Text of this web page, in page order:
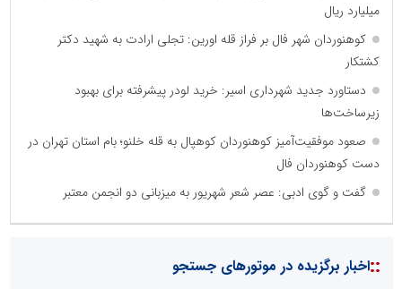
میلیارد ریال
کوهنوردان شهر فال بر فراز قله اورین: تجلی ارادت به شهید دکتر
کشتکار
دستاورد جدید شهرداری اسیر: خرید لودر پیشرفته برای بهبود
زیرساخت‌ها
صعود موفقیت‌آمیز کوهنوردان کوهپال به قله خلنو؛ بام استان تهران در
دست کوهنوردان فال
گفت و گوی ادبی: عصر شعر شهریور به میزبانی دو انجمن معتبر
::اخبار برگزیده در موتورهای جستجو